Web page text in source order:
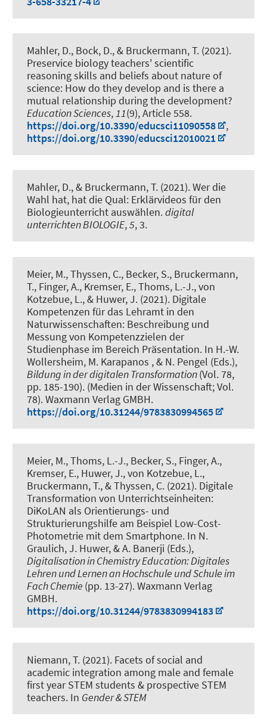
Mahler, D., Bock, D., & Bruckermann, T. (2021).
Preservice biology teachers' scientific
reasoning skills and beliefs about nature of
science: How do they develop and is there a
mutual relationship during the development?
Education Sciences,11(9), Article 558.
https://doi.org/10.3390/educsci11090558
,
https://doi.org/10.3390/educsci12010021
Mahler, D., & Bruckermann, T. (2021).Wer die
Wahl hat, hat die Qual: Erklärvideos für den
Biologieunterricht auswählen.digital
unterrichten BIOLOGIE,5, 3.
Meier, M., Thyssen, C., Becker, S., Bruckermann,
T., Finger, A., Kremser, E., Thoms, L.-J., von
Kotzebue, L., & Huwer, J. (2021). Digitale
Kompetenzen für das Lehramt in den
Naturwissenschaften: Beschreibung und
Messung von Kompetenzzielen der
Studienphase im Bereich Präsentation. In H.-W.
Wollersheim, M. Karapanos , & N. Pengel (Eds.),
Bildung in der digitalen Transformation(Vol. 78,
pp. 185-190). (Medien in der Wissenschaft; Vol.
78). Waxmann Verlag GMBH.
https://doi.org/10.31244/9783830994565
Meier, M., Thoms, L.-J., Becker, S., Finger, A.,
Kremser, E., Huwer, J., von Kotzebue, L.,
Bruckermann, T., & Thyssen, C. (2021). Digitale
Transformation von Unterrichtseinheiten:
DiKoLAN als Orientierungs- und
Strukturierungshilfe am Beispiel Low-Cost-
Photometrie mit dem Smartphone. In N.
Graulich, J. Huwer, & A. Banerji (Eds.),
Digitalisation in Chemistry Education: Digitales
Lehren und Lernen an Hochschule und Schule im
Fach Chemie (pp. 13-27). Waxmann Verlag
GMBH.
https://doi.org/10.31244/9783830994183
Niemann, T. (2021). Facets of social and
academic integration among male and female
first year STEM students & prospective STEM
teachers. In Gender & STEM